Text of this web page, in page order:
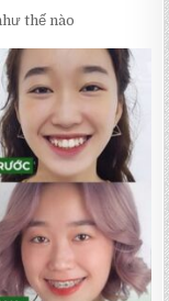
thế nào